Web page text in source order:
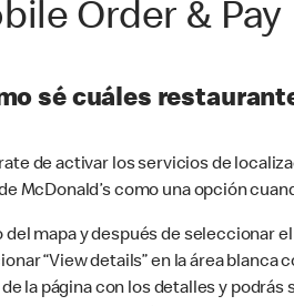
Order & Pay
sé cuáles
de activar los servicios de
McDonald’s como una opción
del mapa y después de seleccionar
“View details” en la área
la página con los detalles y